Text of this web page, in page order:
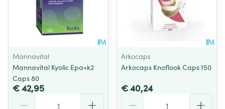
Mannavital
Mannavital Kyolic Epa+k2
Caps 80
€ 42,95
Arkocaps
Arkocaps Knoflook Caps 150
€ 40,24